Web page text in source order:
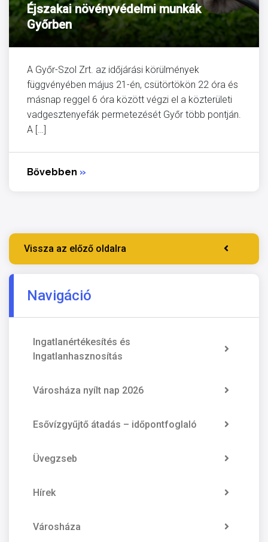
Éjszakai növényvédelmi munkák
Győrben
A Győr-Szol Zrt. az időjárási körülmények
függvényében május 21-én, csütörtökön 22 óra és
másnap reggel 6 óra között végzi el a közterületi
vadgesztenyefák permetezését Győr több pontján.
A […]
Bővebben »
Vissza az előző oldalra
Navigáció
Ingatlanértékesítés és
Ingatlanhasznosítás
Városháza nyílt nap 2026
Esővízgyűjtő átadás – időpontfoglaló
Üvegzseb
Hírek
Városháza